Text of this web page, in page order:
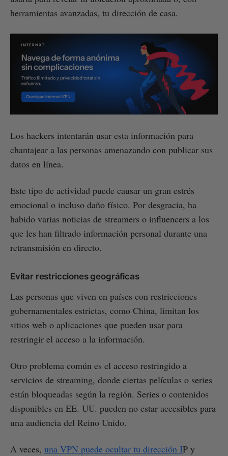
herramientas avanzadas, tu dirección de casa.
Los hackers intentarán usar esta información para
chantajear a las personas amenazando con publicar sus
datos en línea.
Este tipo de actividad puede causar un gran estrés
emocional o incluso daño físico. Por desgracia, ha
habido varias noticias de streamers o influencers a los
que les han filtrado información personal durante una
retransmisión en directo.
Evitar restricciones geográficas
Las personas que viven en países con restricciones
gubernamentales estrictas, como China, limitan los
sitios web o aplicaciones que pueden usar para
restringir el acceso a la información.
Otro problema común es el acceso restringido a
servicios de streaming, donde ciertas películas o series
están bloqueadas según la región. Series o contenidos
disponibles en EE. UU. pueden no estar accesibles para
una audiencia del Reino Unido.
A veces, una VPN puede ocultar tu dirección IP y